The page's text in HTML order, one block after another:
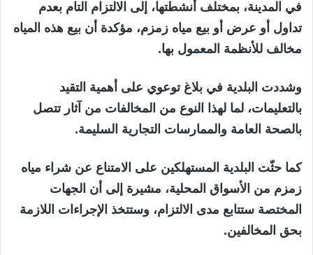
في المدينة، بمختلف أنشطتها، إلى الالتزام التام بعدم
تداول أو عرض أو بيع مياه زمزم، مؤكدة أن بيع هذه المياه
مخالف للأنظمة المعمول بها.
وشددت البلدية في بلاغ توعوي على أهمية التقيد
بالتعليمات، لما لهذا النوع من المخالفات من آثار تتصل
بالصحة العامة والممارسات التجارية السليمة.
كما حثّت البلدية المستهلكين على الامتناع عن شراء مياه
زمزم من الأسواق المحلية، مشيرة إلى أن الجهات
المختصة ستتابع مدى الالتزام، وستتخذ الإجراءات اللازمة
بحق المخالفين.